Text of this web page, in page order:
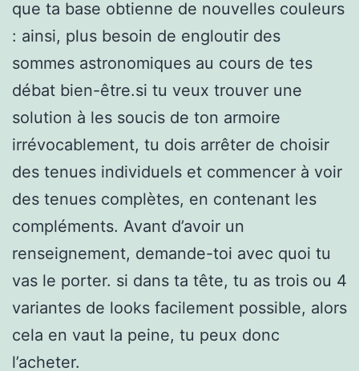
que ta base obtienne de nouvelles couleurs
: ainsi, plus besoin de engloutir des
sommes astronomiques au cours de tes
débat bien-être.si tu veux trouver une
solution à les soucis de ton armoire
irrévocablement, tu dois arrêter de choisir
des tenues individuels et commencer à voir
des tenues complètes, en contenant les
compléments. Avant d’avoir un
renseignement, demande-toi avec quoi tu
vas le porter. si dans ta tête, tu as trois ou 4
variantes de looks facilement possible, alors
cela en vaut la peine, tu peux donc
l’acheter.